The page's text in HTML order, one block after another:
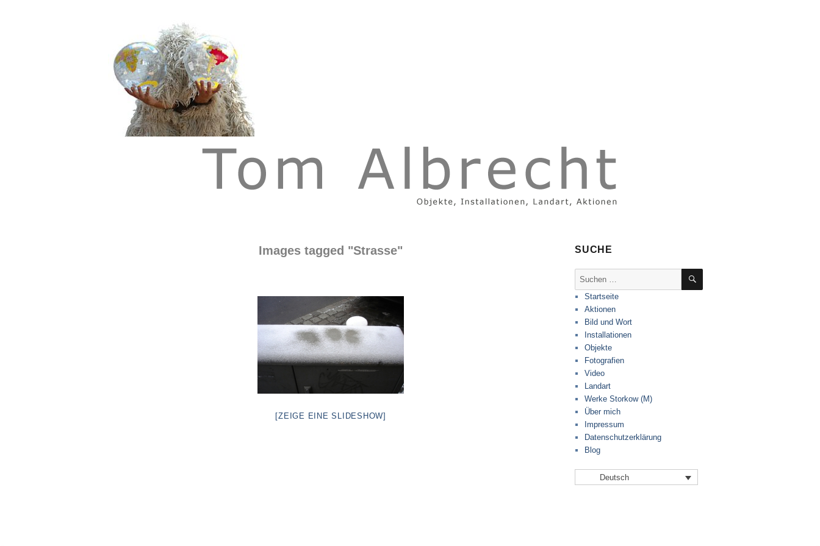
Tom Albrecht
Images tagged "Strasse"
[ZEIGE EINE SLIDESHOW]
SUCHE
Suche
SUCHEN
Startseite
Aktionen
Bild und Wort
Installationen
Objekte
Fotografien
Video
Landart
Werke Storkow (M)
Über mich
Impressum
Datenschutzerklärung
Blog
Deutsch